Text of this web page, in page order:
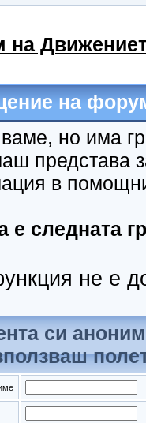
на
на
но има
представа
в
е следната
не е
си